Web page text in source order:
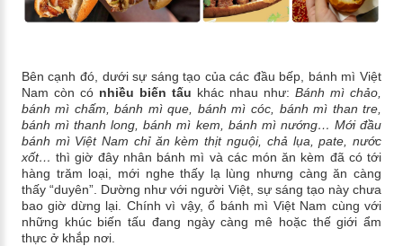
Bên cạnh đó, dưới sự sáng tạo của các đầu bếp, bánh mì Việt
Nam còn có nhiều biến tấu khác nhau như:Bánh mì chảo,
bánh mì chấm, bánh mì que, bánh mì cóc, bánh mì than tre,
bánh mì thanh long, bánh mì kem, bánh mì nướng… Mới đầu
bánh mì Việt Nam chỉ ăn kèm thịt nguội, chả lụa, pate, nước
xốt…thì giờ đây nhân bánh mì và các món ăn kèm đã có tới
hàng trăm loại, mới nghe thấy lạ lùng nhưng càng ăn càng
thấy “duyên”. Dường như với người Việt, sự sáng tạo này chưa
bao giờ dừng lại. Chính vì vậy, ổ bánh mì Việt Nam cùng với
những khúc biến tấu đang ngày càng mê hoặc thế giới ẩm
thực ở khắp nơi.